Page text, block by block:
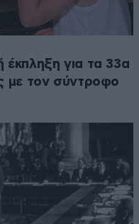
έκπληξη για τα 33α
με τον σύντροφο